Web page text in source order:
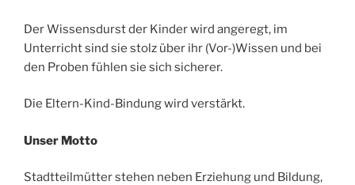
Der Wissensdurst der Kinder wird angeregt, im
Unterricht sind sie stolz über ihr (Vor-)Wissen und bei
den Proben fühlen sie sich sicherer.
Die Eltern-Kind-Bindung wird verstärkt.
Unser Motto
Stadtteilmütter stehen neben Erziehung und Bildung,